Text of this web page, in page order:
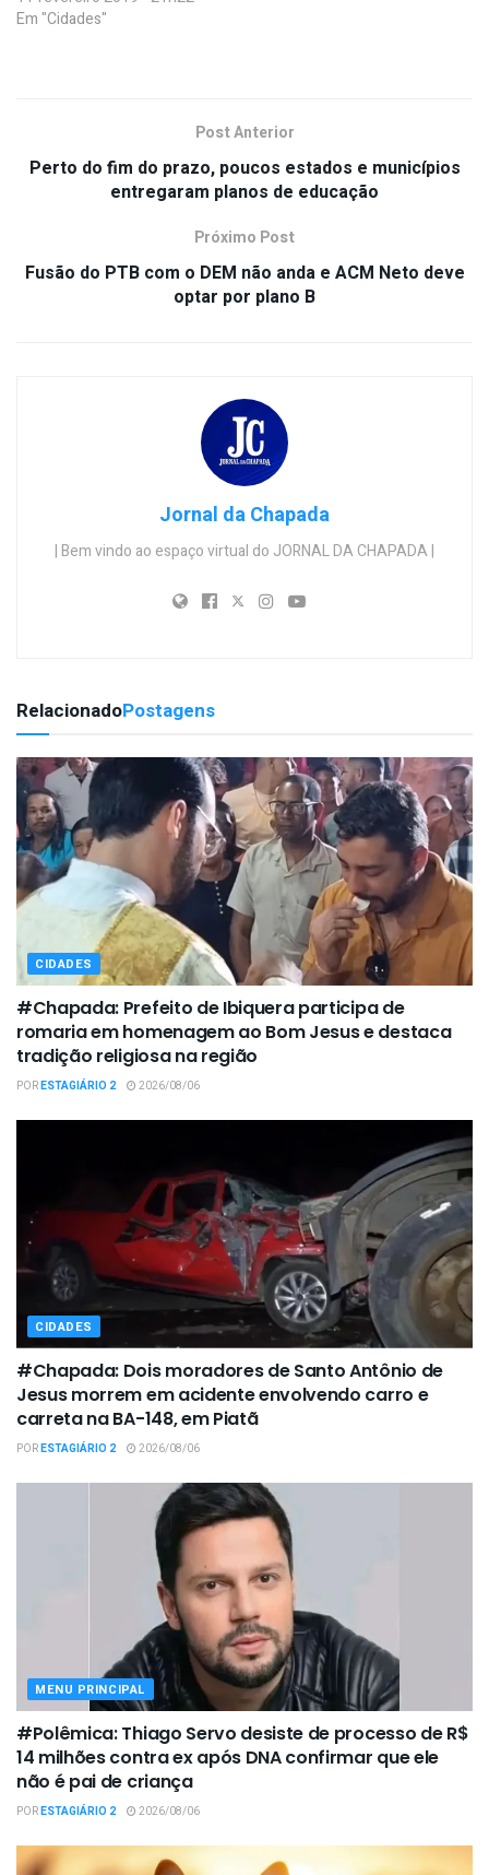
Em "Cidades"
Post Anterior
Perto do fim do prazo, poucos estados e municípios
entregaram planos de educação
Próximo Post
Fusão do PTB com o DEM não anda e ACM Neto deve
optar por plano B
Jornal da Chapada
| Bem vindo ao espaço virtual do JORNAL DA CHAPADA |
RelacionadoPostagens
CIDADES
#Chapada: Prefeito de Ibiquera participa de
romaria em homenagem ao Bom Jesus e destaca
tradição religiosa na região
PORESTAGIÁRIO 2 2026/08/06
CIDADES
#Chapada: Dois moradores de Santo Antônio de
Jesus morrem em acidente envolvendo carro e
carreta na BA-148, em Piatã
PORESTAGIÁRIO 2 2026/08/06
MENU PRINCIPAL
#Polêmica: Thiago Servo desiste de processo de R$
14 milhões contra ex após DNA confirmar que ele
não é pai de criança
PORESTAGIÁRIO 2 2026/08/06